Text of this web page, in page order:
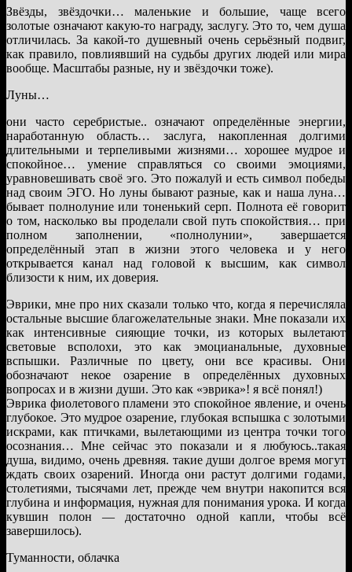
Звёзды, звёздочки… маленькие и большие, чаще всего
золотые означают какую-то награду, заслугу. Это то, чем душа
отличилась. За какой-то душевный очень серьёзный подвиг,
как правило, повлиявший на судьбы других людей или мира
вообще. Масштабы разные, ну и звёздочки тоже).
Луны…
они часто серебристые.. означают определённые энергии,
наработанную область… заслуга, накопленная долгими
длительными и терпеливыми жизнями… хорошее мудрое и
спокойное… умение справляться со своими эмоциями,
уравновешивать своё эго. Это пожалуй и есть символ победы
над своим ЭГО. Но луны бывают разные, как и наша луна…
бывает полнолуние или тоненький серп. Полнота её говорит
о том, насколько вы проделали свой путь спокойствия… при
полном заполнении, «полнолунии», завершается
определённый этап в жизни этого человека и у него
открывается канал над головой к высшим, как символ
близости к ним, их доверия.
Эврики, мне про них сказали только что, когда я перечисляла
остальные высшие благожелательные знаки. Мне показали их
как интенсивные сияющие точки, из которых вылетают
световые всполохи, это как эмоцианальные, духовные
вспышки. Различные по цвету, они все красивы. Они
обозначают некое озарение в определённых духовных
вопросах и в жизни души. Это как «эврика»! я всё понял!)
Эврика фиолетового пламени это спокойное явление, и очень
глубокое. Это мудрое озарение, глубокая вспышка с золотыми
искрами, как птичками, вылетающими из центра точки того
осознания… Мне сейчас это показали и я любуюсь..такая
душа, видимо, очень древняя. такие души долгое время могут
ждать своих озарений. Иногда они растут долгими годами,
столетиями, тысячами лет, прежде чем внутри накопится вся
глубина и информация, нужная для понимания урока. И когда
кувшин полон — достаточно одной капли, чтобы всё
завершилось).
Туманности, облачка